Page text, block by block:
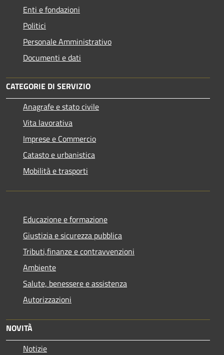
Enti e fondazioni
Politici
Personale Amministrativo
Documenti e dati
CATEGORIE DI SERVIZIO
Anagrafe e stato civile
Vita lavorativa
Imprese e Commercio
Catasto e urbanistica
Mobilità e trasporti
Educazione e formazione
Giustizia e sicurezza pubblica
Tributi,finanze e contravvenzioni
Ambiente
Salute, benessere e assistenza
Autorizzazioni
NOVITÀ
Notizie